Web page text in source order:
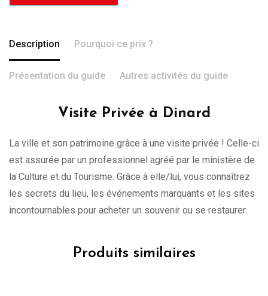
Description Pourquoi ce prix ?
Présentation du guide Autres activités du guide
Visite Privée à Dinard
La ville et son patrimoine grâce à une visite privée ! Celle-ci
est assurée par un professionnel agréé par le ministère de
la Culture et du Tourisme. Grâce à elle/lui, vous connaîtrez
les secrets du lieu, les événements marquants et les sites
incontournables pour acheter un souvenir ou se restaurer.
Produits similaires